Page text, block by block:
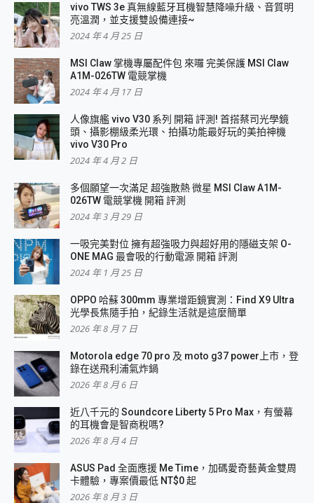
vivo TWS 3e 真無線藍牙耳機智慧降噪升級、音質明
亮溫潤，並支援雙設備連接~
2024 年 4 月 25 日
MSI Claw 掌機專屬配件包 來囉 完美保護 MSI Claw
A1M-026TW 電競掌機
2024 年 4 月 17 日
人像旗艦 vivo V30 系列 開箱 評測! 首搭蔡司光學鏡
頭、攝影棚級柔光環、拍攝功能最好玩的美拍神機
vivo V30 Pro
2024 年 4 月 2 日
多個願望一次滿足 超強散熱 微星 MSI Claw A1M-
026TW 電競掌機 開箱 評測
2024 年 3 月 29 日
一吸完美對位 擁有超強吸力與超好用的隱磁支架 O-
ONE MAG 最會吸的行動電源 開箱 評測
2024 年 1 月 25 日
OPPO 哈蘇 300mm 專業增距鏡實測：Find X9 Ultra
光學長焦隨手拍，紀錄生活就是這麼簡單
2026 年 8 月 7 日
Motorola edge 70 pro 及 moto g37 power上市，登
錄在送飛利浦氣炸鍋
2026 年 8 月 6 日
近八千元的 Soundcore Liberty 5 Pro Max，有螢幕
的耳機會是智商稅嗎?
2026 年 8 月 4 日
ASUS Pad 全面應援 Me Time，加碼愛奇藝黃金雙周
卡體驗，專案價最低 NT$0 起
2026 年 8 月 3 日